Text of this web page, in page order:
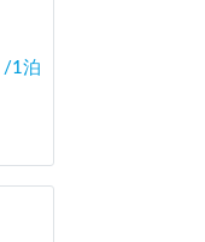
/1泊